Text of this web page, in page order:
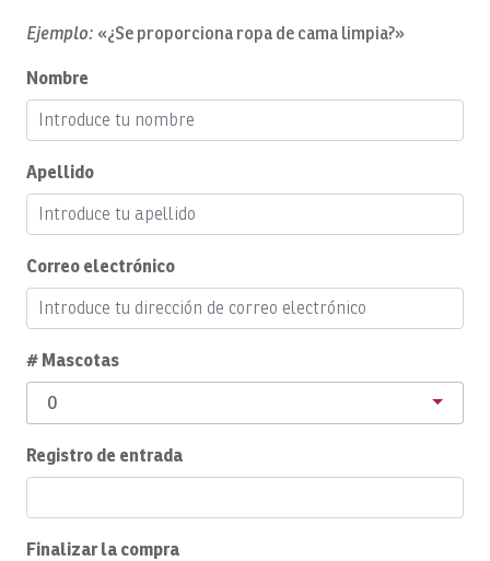
Se admiten niños
Limpieza y desinfección
Productos de limpieza
Almacenamiento de ropa
Café
Piscina comunitaria
Juego completo de utensilios de cocina
Conceptos básicos de cocina
Ejemplo: «¿Se proporciona ropa de cama limpia?»
Nombre
Apellido
Correo electrónico
# Mascotas
0
Registro de entrada
Finalizar la compra